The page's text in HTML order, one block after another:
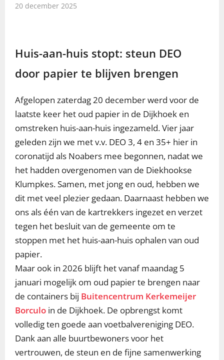
20 december 2025
Huis-aan-huis stopt: steun DEO
door papier te blijven brengen
Afgelopen zaterdag 20 december werd voor de
laatste keer het oud papier in de Dijkhoek en
omstreken huis-aan-huis ingezameld. Vier jaar
geleden zijn we met v.v. DEO 3, 4 en 35+ hier in
coronatijd als Noabers mee begonnen, nadat we
het hadden overgenomen van de Diekhookse
Klumpkes. Samen, met jong en oud, hebben we
dit met veel plezier gedaan. Daarnaast hebben we
ons als één van de kartrekkers ingezet en verzet
tegen het besluit van de gemeente om te
stoppen met het huis-aan-huis ophalen van oud
papier.
Maar ook in 2026 blijft het vanaf maandag 5
januari mogelijk om oud papier te brengen naar
de containers bij Buitencentrum Kerkemeijer
Borculoin de Dijkhoek. De opbrengst komt
volledig ten goede aan voetbalvereniging DEO.
Dank aan alle buurtbewoners voor het
vertrouwen, de steun en de fijne samenwerking